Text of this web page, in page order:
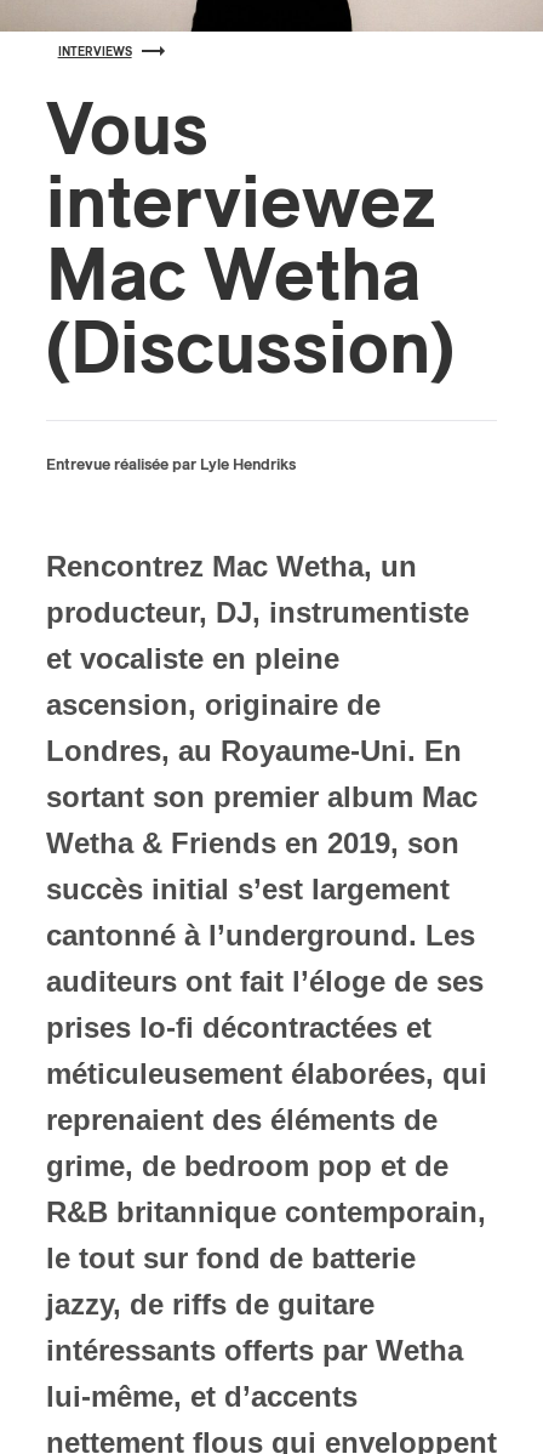
INTERVIEWS
Vous
interviewez
Mac Wetha
(Discussion)
Entrevue réalisée par Lyle Hendriks
Rencontrez Mac Wetha, un
producteur, DJ, instrumentiste
et vocaliste en pleine
ascension, originaire de
Londres, au Royaume-Uni. En
sortant son premier album Mac
Wetha & Friends en 2019, son
succès initial s’est largement
cantonné à l’underground. Les
auditeurs ont fait l’éloge de ses
prises lo-fi décontractées et
méticuleusement élaborées, qui
reprenaient des éléments de
grime, de bedroom pop et de
R&B britannique contemporain,
le tout sur fond de batterie
jazzy, de riffs de guitare
intéressants offerts par Wetha
lui-même, et d’accents
nettement flous qui enveloppent